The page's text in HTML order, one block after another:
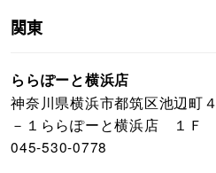
関東
ららぽーと横浜店
神奈川県横浜市都筑区池辺町
－１ららぽーと横浜店 １Ｆ
045-530-0778